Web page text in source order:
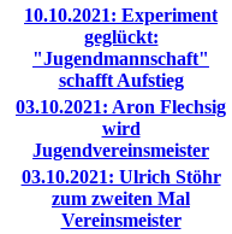
10.10.2021: Experiment
geglückt:
"Jugendmannschaft"
schafft Aufstieg
03.10.2021: Aron Flechsig
wird
Jugendvereinsmeister
03.10.2021: Ulrich Stöhr
zum zweiten Mal
Vereinsmeister